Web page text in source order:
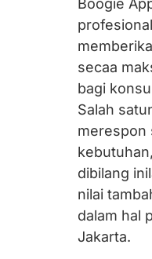
secaa
bagi
Salah
merespon
dibilang
nilai
dalam hal
Jakarta.